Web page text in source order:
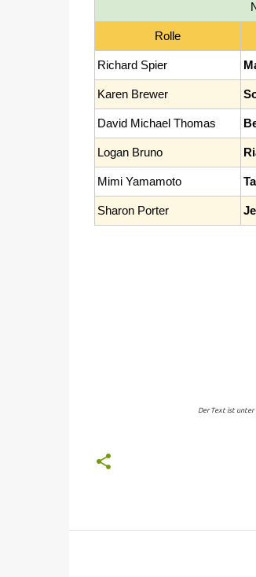
Rolle
Richard Spier
Karen Brewer
David Michael Thomas
Logan Bruno
Mimi Yamamoto
Sharon Porter
Der Text ist unter